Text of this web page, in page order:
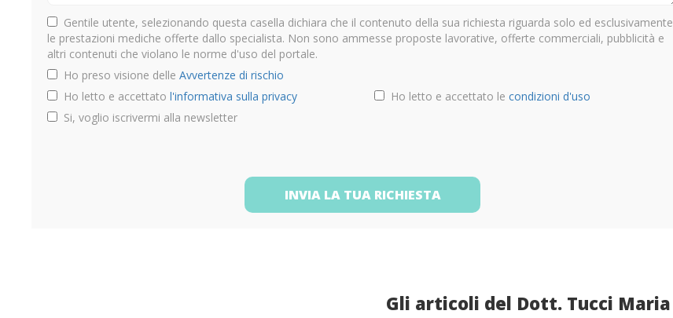
Gentile utente, selezionando questa casella dichiara che il contenuto della sua richiesta riguarda solo ed esclusivamente
le prestazioni mediche offerte dallo specialista. Non sono ammesse proposte lavorative, offerte commerciali, pubblicità e
altri contenuti che violano le norme d'uso del portale.
Ho preso visione delle Avvertenze di rischio
Ho letto e accettato l'informativa sulla privacy Ho letto e accettato lecondizioni d'uso
Si, voglio iscrivermi alla newsletter
INVIA LA TUA RICHIESTA
Gli articoli del Dott. Tucci Maria